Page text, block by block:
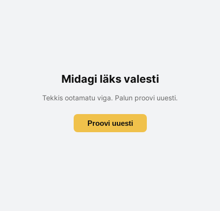
Midagi läks valesti
Tekkis ootamatu viga. Palun proovi uuesti.
Proovi uuesti